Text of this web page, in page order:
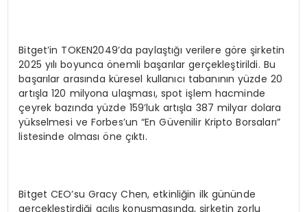
Bitget’in TOKEN2049’da paylaştığı verilere göre şirketin
2025 yılı boyunca önemli başarılar gerçekleştirildi. Bu
başarılar arasında küresel kullanıcı tabanının yüzde 20
artışla 120 milyona ulaşması, spot işlem hacminde
çeyrek bazında yüzde 159’luk artışla 387 milyar dolara
yükselmesi ve Forbes’un “En Güvenilir Kripto Borsaları”
listesinde olması öne çıktı.
Bitget CEO’su Gracy Chen, etkinliğin ilk gününde
gerçekleştirdiği açılış konuşmasında, şirketin zorlu